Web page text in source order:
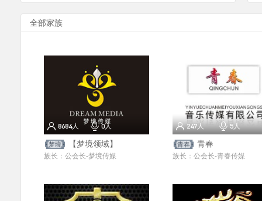
全部家族
【梦境领域】
族长： 公会长-梦境传媒
8684人 0人
梦境 青春
族长： 公会长-青春传媒
247人 5人
青春